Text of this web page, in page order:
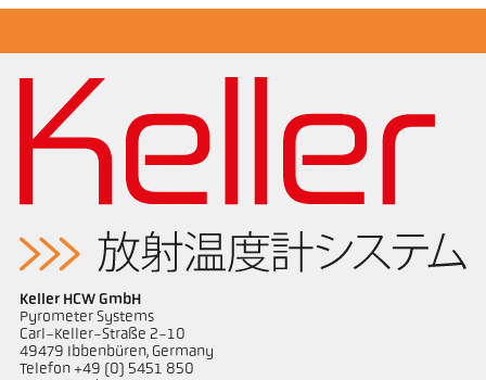
図面 PK 21-K001
Keller HCW GmbH
Pyrometer Systems
Carl-Keller-Straße 2-10
49479 Ibbenbüren, Germany
Telefon +49 (0) 5451 850